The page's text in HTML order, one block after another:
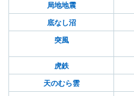
局地地震
底なし沼
突風
虎鉄
天のむら雲